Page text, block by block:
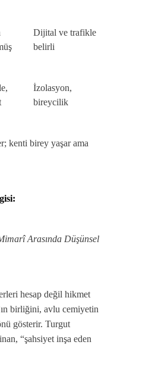
Dijital ve trafikle
belirli
İzolasyon,
bireycilik
kenti birey yaşar ama
Arasında Düşünsel
hesap değil hikmet
birliğini, avlu cemiyetin
gösterir. Turgut
“şahsiyet inşa eden